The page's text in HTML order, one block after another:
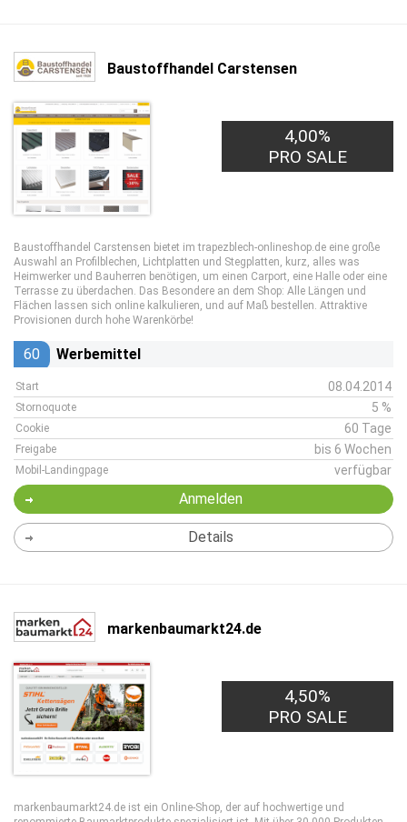
Baustoffhandel Carstensen
4,00%
PRO SALE
Baustoffhandel Carstensen bietet im trapezblech-onlineshop.de eine große
Auswahl an Profilblechen, Lichtplatten und Stegplatten, kurz, alles was
Heimwerker und Bauherren benötigen, um einen Carport, eine Halle oder eine
Terrasse zu überdachen. Das Besondere an dem Shop: Alle Längen und
Flächen lassen sich online kalkulieren, und auf Maß bestellen. Attraktive
Provisionen durch hohe Warenkörbe!
60 Werbemittel
Start 08.04.2014
Stornoquote 5 %
Cookie 60 Tage
Freigabe bis 6 Wochen
Mobil-Landingpage verfügbar
Anmelden
Details
markenbaumarkt24.de
4,50%
PRO SALE
markenbaumarkt24.de ist ein Online-Shop, der auf hochwertige und